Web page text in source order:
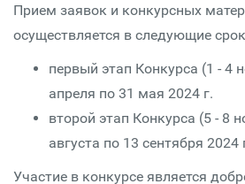
Прием заявок и конкурсных
осуществляется в следующие
первый этап Конкурса (1 - 4
апреля по 31 мая 2024 г.
второй этап Конкурса (5 - 8
августа по 13 сентября 2024
Участие в конкурсе является